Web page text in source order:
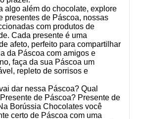
algo além do chocolate, explore
presentes de Páscoa, nossas
com produtos de
Cada presente é uma
afeto, perfeito para compartilhar
da Páscoa com amigos e
faça da sua Páscoa um
repleto de sorrisos e
dar nessa Páscoa? Qual
de Páscoa? Presente de
Borússia Chocolates você
certo de Páscoa com uma